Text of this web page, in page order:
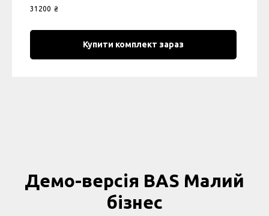
31200 ₴
Купити комплект зараз
Демо-версія BAS Малий
бізнес